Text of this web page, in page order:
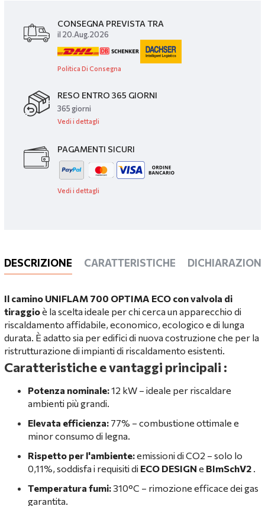
CONSEGNA PREVISTA TRA
il 20.Aug.2026
Politica Di Consegna
RESO ENTRO 365 GIORNI
365 giorni
Vedi i dettagli
PAGAMENTI SICURI
Vedi i dettagli
DESCRIZIONE CARATTERISTICHE
Il camino UNIFLAM 700 OPTIMA ECO con valvola di
tiraggioè la scelta ideale per chi cerca un apparecchio di
riscaldamento affidabile, economico, ecologico e di lunga
durata. È adatto sia per edifici di nuova costruzione che per la
ristrutturazione di impianti di riscaldamento esistenti.
Caratteristiche e vantaggi principali :
Potenza nominale:12 kW – ideale per riscaldare
ambienti più grandi.
Elevata efficienza: 77% – combustione ottimale e
minor consumo di legna.
Rispetto per l'ambiente:emissioni di CO2 – solo lo
0,11%, soddisfa i requisiti di ECO DESIGN e BImSchV2 .
Temperatura fumi:310°C – rimozione efficace dei gas
garantita.